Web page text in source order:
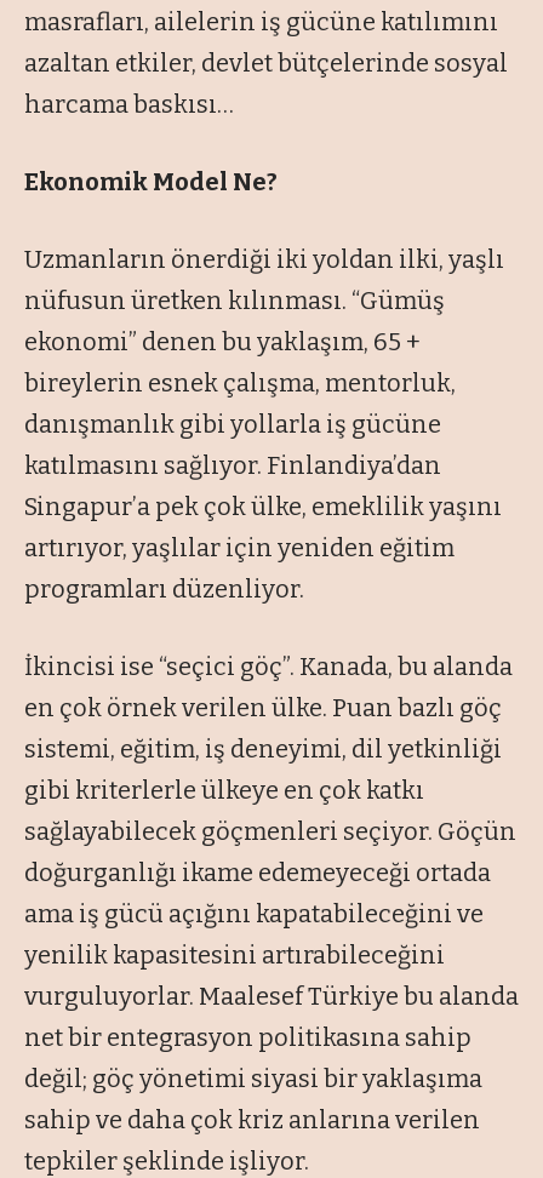
masrafları, ailelerin iş gücüne katılımını
azaltan etkiler, devlet bütçelerinde sosyal
harcama baskısı…
Ekonomik Model Ne?
Uzmanların önerdiği iki yoldan ilki, yaşlı
nüfusun üretken kılınması. “Gümüş
ekonomi” denen bu yaklaşım, 65 +
bireylerin esnek çalışma, mentorluk,
danışmanlık gibi yollarla iş gücüne
katılmasını sağlıyor. Finlandiya’dan
Singapur’a pek çok ülke, emeklilik yaşını
artırıyor, yaşlılar için yeniden eğitim
programları düzenliyor.
İkincisi ise “seçici göç”. Kanada, bu alanda
en çok örnek verilen ülke. Puan bazlı göç
sistemi, eğitim, iş deneyimi, dil yetkinliği
gibi kriterlerle ülkeye en çok katkı
sağlayabilecek göçmenleri seçiyor. Göçün
doğurganlığı ikame edemeyeceği ortada
ama iş gücü açığını kapatabileceğini ve
yenilik kapasitesini artırabileceğini
vurguluyorlar. Maalesef Türkiye bu alanda
net bir entegrasyon politikasına sahip
değil; göç yönetimi siyasi bir yaklaşıma
sahip ve daha çok kriz anlarına verilen
tepkiler şeklinde işliyor.